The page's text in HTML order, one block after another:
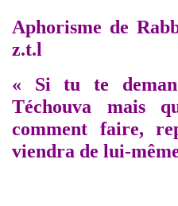
Aphorisme de
z.t.l
« Si tu te
Téchouva mais
comment faire,
viendra de lui-